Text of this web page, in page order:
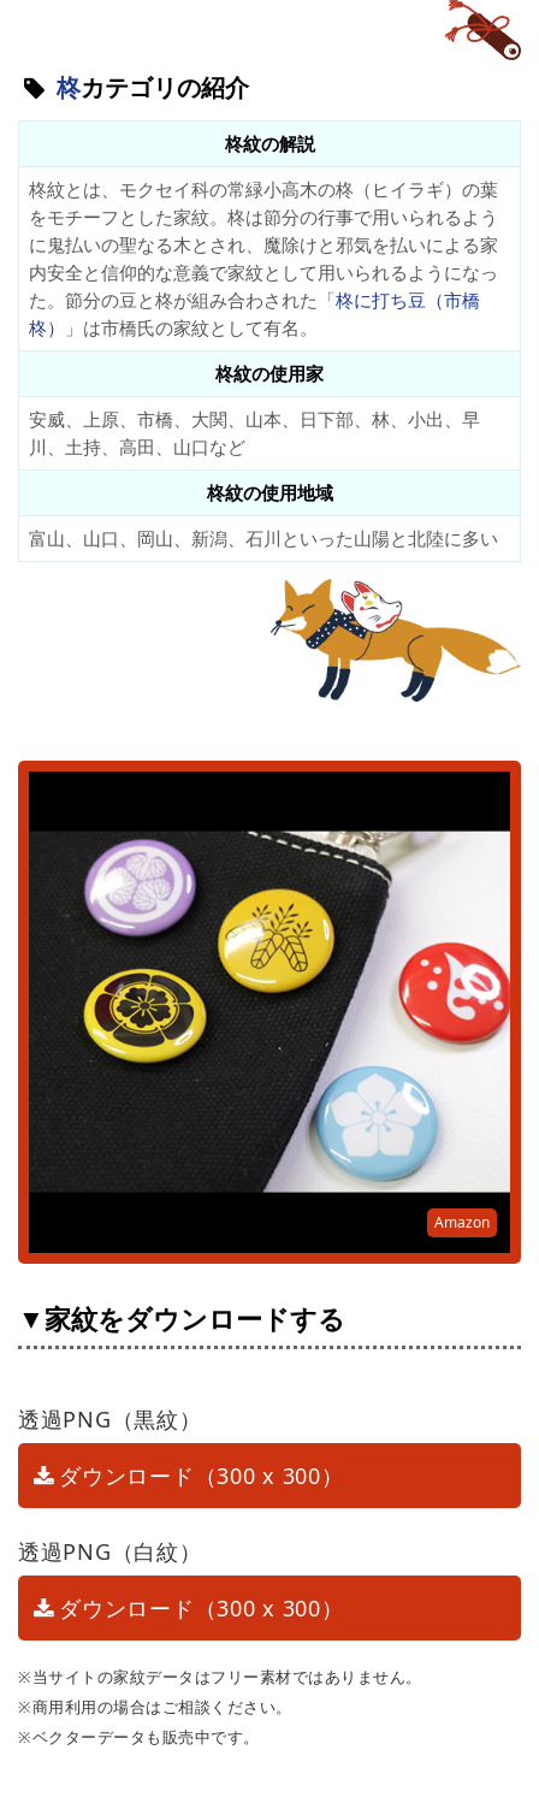
柊カテゴリの紹介
柊紋の解説
柊紋とは、モクセイ科の常緑小高木の柊（ヒイラギ）の葉
をモチーフとした家紋。柊は節分の行事で用いられるよう
に鬼払いの聖なる木とされ、魔除けと邪気を払いによる家
内安全と信仰的な意義で家紋として用いられるようになっ
た。節分の豆と柊が組み合わされた「柊に打ち豆（市橋
柊） 」は市橋氏の家紋として有名。
柊紋の使用家
安威、上原、市橋、大関、山本、日下部、林、小出、早
川、土持、高田、山口など
柊紋の使用地域
富山、山口、岡山、新潟、石川といった山陽と北陸に多い
Amazon
▼家紋をダウンロードする
透過PNG（黒紋）
ダウンロード（300 x 300）
透過PNG（白紋）
ダウンロード（300 x 300）
※当サイトの家紋データはフリー素材ではありません。
※商用利用の場合はご相談ください。
※ベクターデータも販売中です。